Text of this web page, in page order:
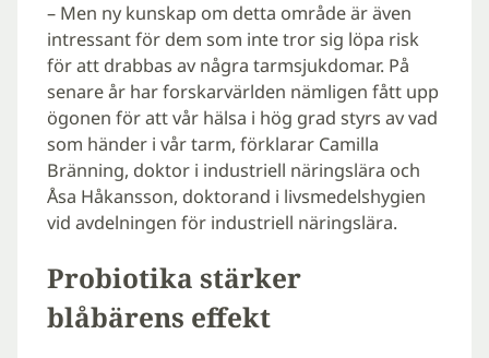
– Men ny kunskap om detta område är även
intressant för dem som inte tror sig löpa risk
för att drabbas av några tarmsjukdomar. På
senare år har forskarvärlden nämligen fått upp
ögonen för att vår hälsa i hög grad styrs av vad
som händer i vår tarm, förklarar Camilla
Bränning, doktor i industriell näringslära och
Åsa Håkansson, doktorand i livsmedelshygien
vid avdelningen för industriell näringslära.
Probiotika stärker
blåbärens effekt